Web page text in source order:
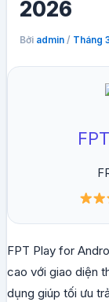
2026
Bởi admin / Tháng
FPT Play for
cao với giao diện
dụng giúp tối ưu